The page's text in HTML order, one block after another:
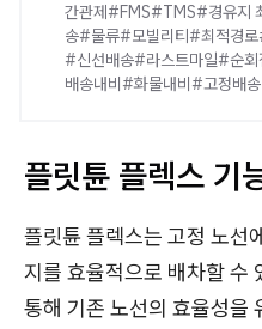
간관제#FMS#TMS#경유지
송#물류#모빌리티#최적경
#신선배송#라스트마일#순
배송내비#화물내비#고정배송
플릿튠 플렉스 기
플릿튠 플렉스는 고정 노선
지를 효율적으로 배차할 수
통해 기존 노선의 효율성을